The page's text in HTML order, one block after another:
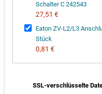
Schalter C 242543
27,51 €
Eaton ZV-L2/L3
Stück
0,81 €
SSL-verschlüsselte